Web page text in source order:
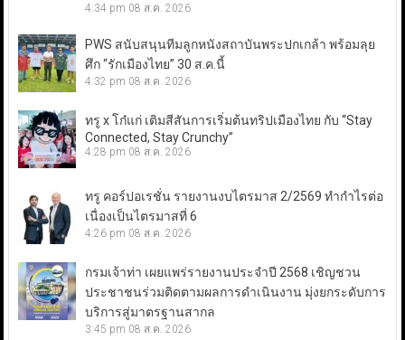
4:34 pm 08 ส.ค. 2026
PWS สนับสนุนทีมลูกหนังสถาบันพระปกเกล้า พร้อมลุย
ศึก “รักเมืองไทย” 30 ส.ค.นี้
4:32 pm 08 ส.ค. 2026
ทรู x โก๋แก่ เติมสีสันการเริ่มต้นทริปเมืองไทย กับ “Stay
Connected, Stay Crunchy”
4:28 pm 08 ส.ค. 2026
ทรู คอร์ปอเรชั่น รายงานงบไตรมาส 2/2569 ทำกำไรต่อ
เนื่องเป็นไตรมาสที่ 6
4:26 pm 08 ส.ค. 2026
กรมเจ้าท่า เผยแพร่รายงานประจำปี 2568 เชิญชวน
ประชาชนร่วมติดตามผลการดำเนินงาน มุ่งยกระดับการ
บริการสู่มาตรฐานสากล
3:45 pm 08 ส.ค. 2026